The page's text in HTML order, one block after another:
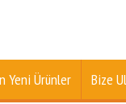
Yeni Ürünler Bize